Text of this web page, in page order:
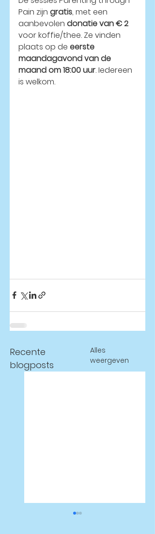
Pain zijn gratis, met een
aanbevolen donatie van € 2
voor koffie/thee. Ze vinden
plaats op de eerste
maandagavond van de
maand om 18:00 uur. Iedereen
is welkom.
Recente
blogposts
Alles
weergeven